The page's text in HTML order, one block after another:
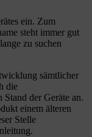
ein. Zum
steht immer gut
zu suchen
sämtlicher
die
Stand der Geräte an.
einem älteren
Stelle